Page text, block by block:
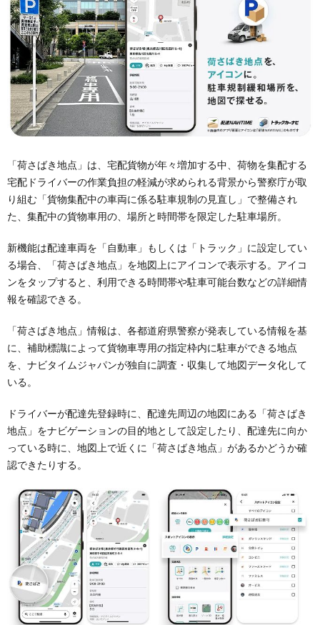
「荷さばき地点」は、宅配貨物が年々増加する中、荷物を集配する
宅配ドライバーの作業負担の軽減が求められる背景から警察庁が取
り組む「貨物集配中の車両に係る駐車規制の見直し」で整備され
た、集配中の貨物車用の、場所と時間帯を限定した駐車場所。
新機能は配達車両を「自動車」もしくは「トラック」に設定してい
る場合、「荷さばき地点」を地図上にアイコンで表示する。アイコ
ンをタップすると、利用できる時間帯や駐車可能台数などの詳細情
報を確認できる。
「荷さばき地点」情報は、各都道府県警察が発表している情報を基
に、補助標識によって貨物車専用の指定枠内に駐車ができる地点
を、ナビタイムジャパンが独自に調査・収集して地図データ化して
いる。
ドライバーが配達先登録時に、配達先周辺の地図にある「荷さばき
地点」をナビゲーションの目的地として設定したり、配達先に向か
っている時に、地図上で近くに「荷さばき地点」があるかどうか確
認できたりする。